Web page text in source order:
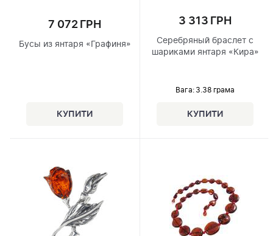
7 072 ГРН
Бусы из янтаря «Графиня»
3 313 ГРН
Серебряный браслет с
шариками янтаря «Кира»
Вага: 3.38 грама